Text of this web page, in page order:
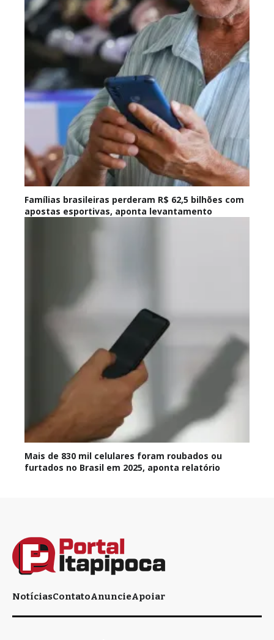
Famílias brasileiras perderam R$ 62,5 bilhões com
apostas esportivas, aponta levantamento
Mais de 830 mil celulares foram roubados ou
furtados no Brasil em 2025, aponta relatório
NotíciasContatoAnuncieApoiar